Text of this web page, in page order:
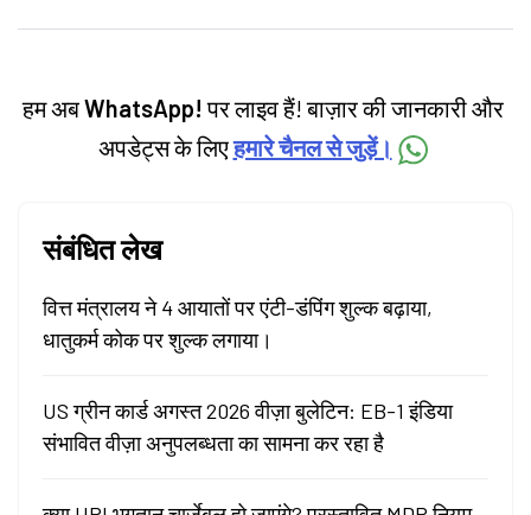
categories.
हम अबWhatsApp! पर लाइव हैं! बाज़ार की जानकारी और
अपडेट्स के लिएहमारे चैनल से जुड़ें।
संबंधित लेख
वित्त मंत्रालय ने 4 आयातों पर एंटी-डंपिंग शुल्क बढ़ाया,
धातुकर्म कोक पर शुल्क लगाया।
US ग्रीन कार्ड अगस्त 2026 वीज़ा बुलेटिन: EB-1 इंडिया
संभावित वीज़ा अनुपलब्धता का सामना कर रहा है